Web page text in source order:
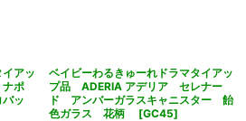
アッ
ポ
ッ
ベイビーわるきゅーれドラマタイアッ
プ品 ADERIA アデリア セレナー
ド アンバーガラスキャニスター 飴
色ガラス 花柄
[GC45]